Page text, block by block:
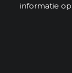
informatie op